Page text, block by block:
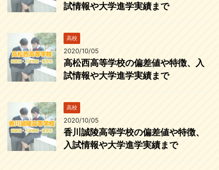
試情報や大学進学実績まで
高校
2020/10/05
高松西高等学校の偏差値や特徴、入
試情報や大学進学実績まで
高校
2020/10/05
香川誠陵高等学校の偏差値や特徴、
入試情報や大学進学実績まで